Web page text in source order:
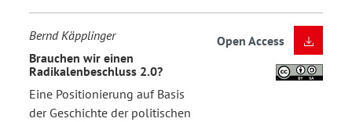
Bernd Käpplinger
Brauchen wir einen
Radikalenbeschluss 2.0?
Eine Positionierung auf Basis
der Geschichte der politischen
Open Access